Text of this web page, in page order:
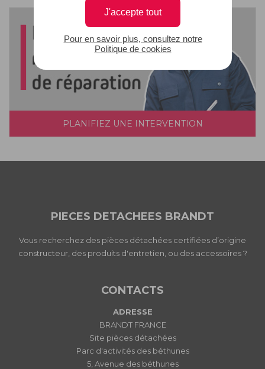
J'accepte tout
Pour en savoir plus, consultez notre
Politique de cookies
PLANIFIEZ UNE INTERVENTION
PIECES DETACHEES BRANDT
Vous recherchez des pièces détachées certifiées d’origine
constructeur, des produits d'entretien, ou des accessoires ?
CONTACTS
ADRESSE
BRANDT FRANCE
Site pièces détachées
Parc d'activités des béthunes
5, Avenue des béthunes